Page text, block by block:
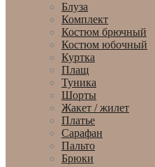
Блуза
Комплект
Костюм брючный
Костюм юбочный
Куртка
Плащ
Туника
Шорты
Жакет / жилет
Платье
Сарафан
Пальто
Брюки